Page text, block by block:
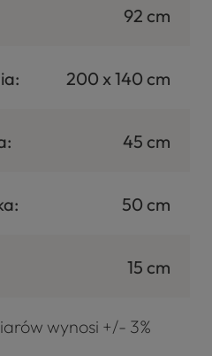
92 cm
200 x 140 cm
45 cm
50 cm
15 cm
wynosi +/- 3%